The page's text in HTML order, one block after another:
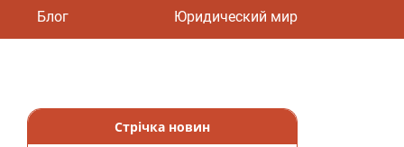
Блог Юридический мир
Стрічка новин